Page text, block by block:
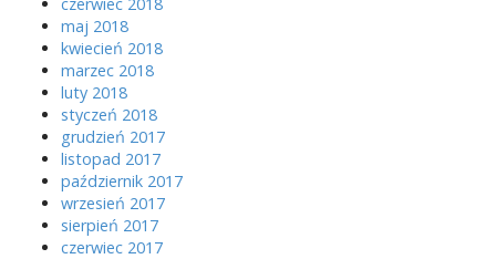
maj 2018
kwiecień 2018
marzec 2018
luty 2018
styczeń 2018
grudzień 2017
listopad 2017
październik 2017
wrzesień 2017
sierpień 2017
czerwiec 2017